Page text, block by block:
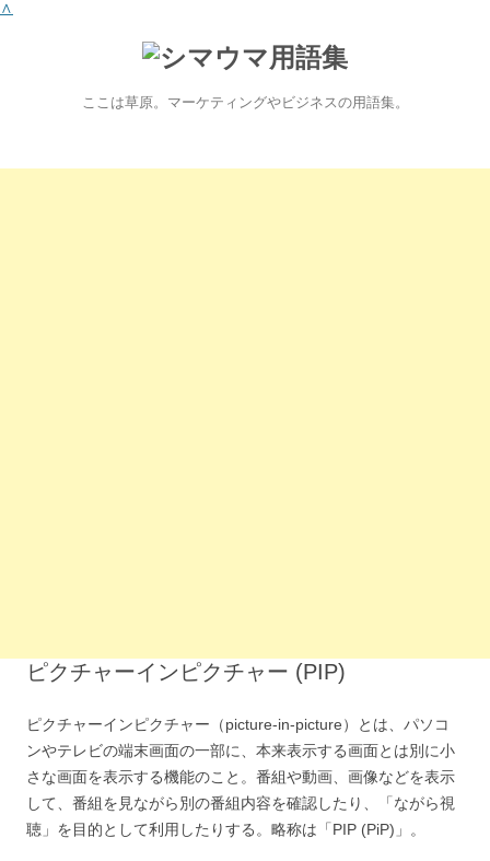
∧
ここは草原。マーケティングやビジネスの用語集。
ピクチャーインピクチャー (PIP)
ピクチャーインピクチャー（picture-in-picture）とは、パソコ
ンやテレビの端末画面の一部に、本来表示する画面とは別に小
さな画面を表示する機能のこと。番組や動画、画像などを表示
して、番組を見ながら別の番組内容を確認したり、「ながら視
聴」を目的として利用したりする。略称は「PIP (PiP)」。